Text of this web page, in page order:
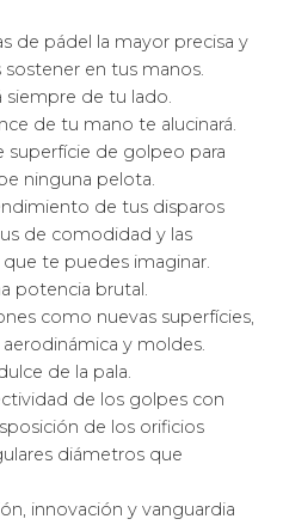
de pádel la mayor precisa y
en tus manos.
siempre de tu lado.
de tu mano te alucinará.
superfície de golpeo para
ninguna pelota.
de tus disparos
de comodidad y las
te puedes imaginar.
potencia brutal.
como nuevas superfícies,
y moldes.
de la pala.
de los golpes con
de los orificios
diámetros que
innovación y vanguardia